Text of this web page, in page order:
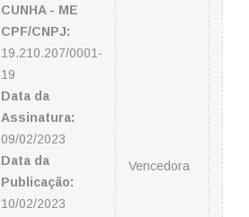
CUNHA - ME
CPF/CNPJ:
19.210.207/0001-
19
Data da
Assinatura:
09/02/2023
Data da
Publicação:
10/02/2023
Vencedora